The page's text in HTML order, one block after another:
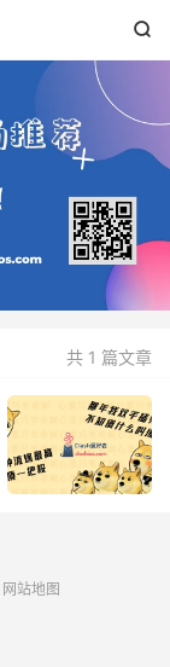

共 1 篇文章
网站地图